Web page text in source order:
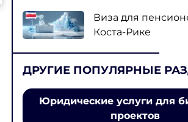
Виза для
Коста-Рике
ДРУГИЕ ПОПУЛЯРНЫЕ
Юридические услуги для
проектов